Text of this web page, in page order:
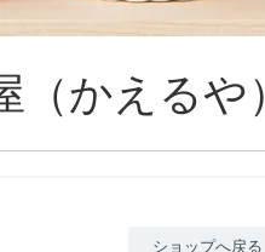
かえるや）
ショップへ戻る